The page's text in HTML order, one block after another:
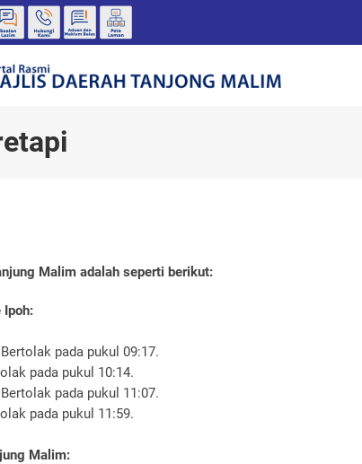
Malim adalah seperti berikut:
Ipoh:
pada pukul 09:17.
pada pukul 10:14.
pada pukul 11:07.
pada pukul 11:59.
Malim: